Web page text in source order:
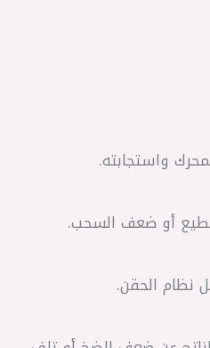
واستجابته.
أو ضعف السحب.
نظام الحقن.